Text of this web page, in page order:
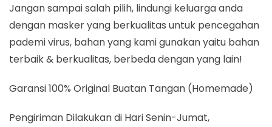
Jangan sampai salah pilih, lindungi keluarga anda
dengan masker yang berkualitas untuk pencegahan
pademi virus, bahan yang kami gunakan yaitu bahan
terbaik & berkualitas, berbeda dengan yang lain!
Garansi 100% Original Buatan Tangan (Homemade)
Pengiriman Dilakukan di Hari Senin-Jumat,